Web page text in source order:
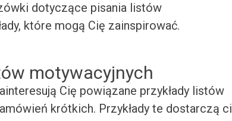
dotyczące pisania listów
które mogą Cię zainspirować.
motywacyjnych
Cię powiązane przykłady listów
krótkich. Przykłady te dostarczą ci